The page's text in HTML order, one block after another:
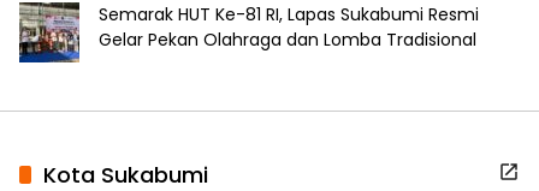
Semarak HUT Ke-81 RI, Lapas Sukabumi Resmi
Gelar Pekan Olahraga dan Lomba Tradisional
Kota Sukabumi